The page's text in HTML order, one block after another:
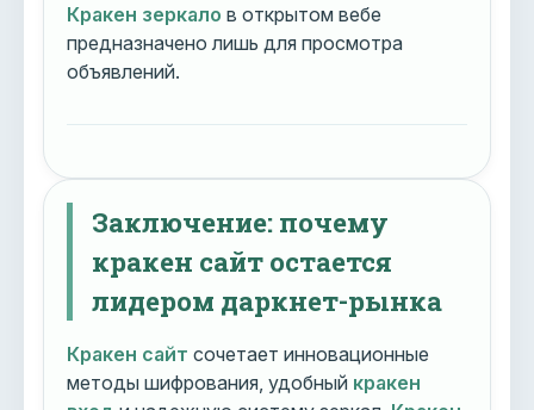
Кракен зеркало в открытом вебе
предназначено лишь для просмотра
объявлений.
Заключение: почему
кракен сайт остается
лидером даркнет-рынка
Кракен сайт сочетает инновационные
методы шифрования, удобный кракен